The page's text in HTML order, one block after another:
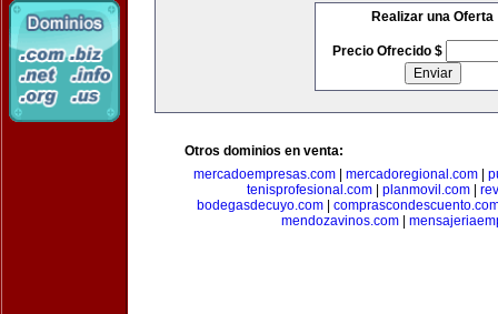
Realizar una Oferta
Precio Ofrecido $
Otros dominios en venta:
mercadoempresas.com| mercadoregional.com|
tenisprofesional.com
planmovil.com
bodegasdecuyo.com
mendozavinos.com|